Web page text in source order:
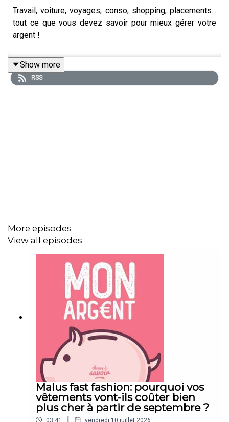
Travail, voiture, voyages, conso, shopping, placements...
tout ce que vous devez savoir pour mieux gérer votre
argent !
Show more
RSS
More episodes
View all episodes
Malus fast fashion: pourquoi vos
vêtements vont-ils coûter bien
plus cher à partir de septembre ?
03:41 | vendredi 10 juillet 2026